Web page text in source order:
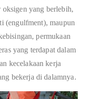
oksigen yang berlebih,
(engulfment), maupun
permukaan
yang terdapat dalam
kecelakaan kerja
bekerja di dalamnya.